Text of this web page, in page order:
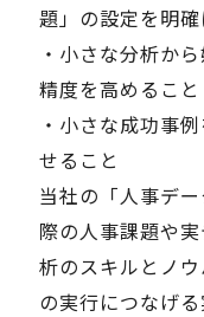
題」の設定を明
・小さな分析か
精度を高めること
・小さな成功事
せること
当社の「人事デ
際の人事課題や
析のスキルとノ
の実行につなげる